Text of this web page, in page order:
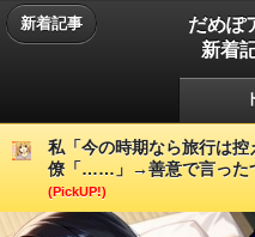
新着記事
だめぽ
新着
私「今の時期なら旅行は
僚「……」→善意で言った
(PickUP!)